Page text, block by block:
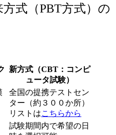
式（PBT方式）の
新方式（CBT：コンピ
ュータ試験）
全国の提携テストセン
ター（約３００か所）
リストはこちらから
試験期間内で希望の日